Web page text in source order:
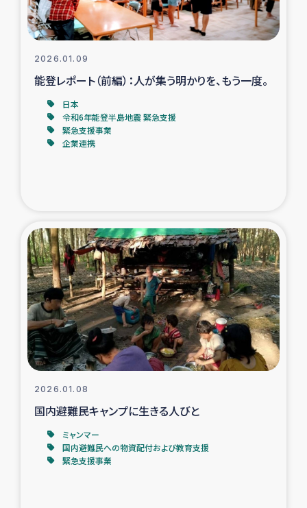
インターン・ボランティア日誌
ガザ空爆被災者への食料支援と農家生産支援
ガザ地区における被災住民への緊急支援
ガザ地区酪農を通した女性グループの生計支援
ふりかけ普及と食生活改善による栄養改善事業
フェアトレード事業
2026.01.09
能登レポート（前編）：人が集う明かりを、もう一度。
日本
令和6年能登半島地震 緊急支援
緊急支援事業
企業連携
2026.01.08
国内避難民キャンプに生きる人びと
ミャンマー
国内避難民への物資配付および教育支援
緊急支援事業